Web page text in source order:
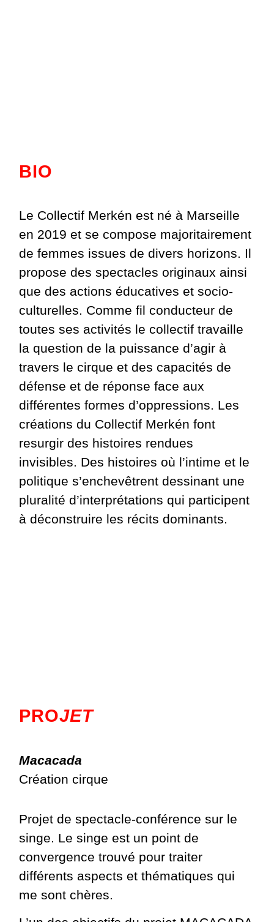
BIO
Le Collectif Merkén est né à Marseille
en 2019 et se compose majoritairement
de femmes issues de divers horizons. Il
propose des spectacles originaux ainsi
que des actions éducatives et socio-
culturelles. Comme fil conducteur de
toutes ses activités le collectif travaille
la question de la puissance d’agir à
travers le cirque et des capacités de
défense et de réponse face aux
différentes formes d’oppressions. Les
créations du Collectif Merkén font
resurgir des histoires rendues
invisibles. Des histoires où l’intime et le
politique s’enchevêtrent dessinant une
pluralité d’interprétations qui participent
à déconstruire les récits dominants.
PROJET
Macacada
Création cirque
Projet de spectacle-conférence sur le
singe. Le singe est un point de
convergence trouvé pour traiter
différents aspects et thématiques qui
me sont chères.